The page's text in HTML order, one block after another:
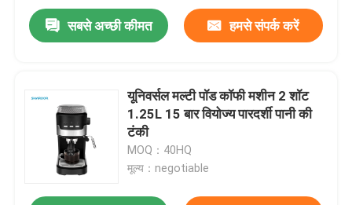
सबसे अच्छी कीमत हमसे संपर्क करें
यूनिवर्सल मल्टी पॉड कॉफी मशीन 2 शॉट
1.25L 15 बार वियोज्य पारदर्शी पानी की
टंकी
MOQ：40HQ
मूल्य：negotiable